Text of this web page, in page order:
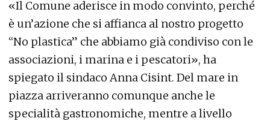
«Il Comune aderisce in modo convinto, perché
è un’azione che si affianca al nostro progetto
“No plastica” che abbiamo già condiviso con le
associazioni, i marina e i pescatori», ha
spiegato il sindaco Anna Cisint. Del mare in
piazza arriveranno comunque anche le
specialità gastronomiche, mentre a livello